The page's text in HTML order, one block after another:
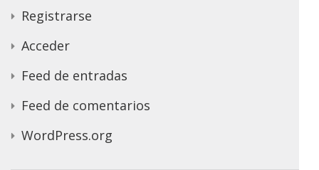
Registrarse
Acceder
Feed de entradas
Feed de comentarios
WordPress.org